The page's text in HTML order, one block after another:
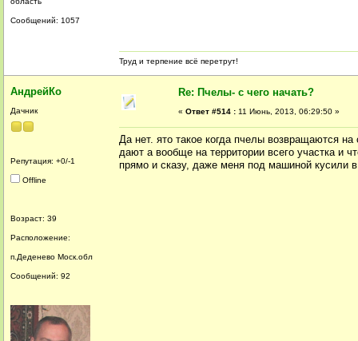
Сообщений: 1057
Труд и терпение всё перетрут!
АндрейКо
Дачник
Репутация: +0/-1
Offline
Возраст: 39
Расположение:
п.Деденево Моск.обл
Сообщений: 92
Re: Пчелы- с чего начать?
« Ответ #514 : 11 Июнь, 2013, 06:29:50 »
Да нет. ято такое когда пчелы возвращаются
дают а вообще на территории всего участка и
прямо и сказу, даже меня под машиной кусили в